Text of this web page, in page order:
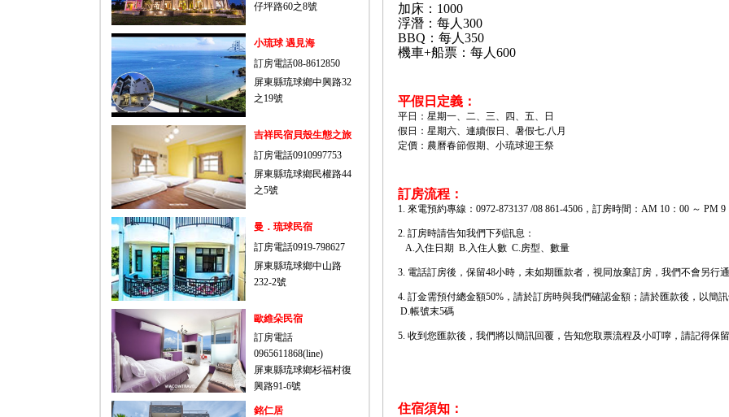
仔坪路60之8號
小琉球 遇見海
訂房電話08-8612850
屏東縣琉球鄉中興路32
之19號
吉祥民宿貝殼生態之旅
訂房電話0910997753
屏東縣琉球鄉民權路44
之5號
曼．琉球民宿
訂房電話0919-798627
屏東縣琉球鄉中山路
232-2號
歐維朵民宿
訂房電話
0965611868(line)
屏東縣琉球鄉杉福村復
興路91-6號
銘仁居
加床：1000
浮潛：每人300
BBQ：每人350
機車+船票：每人600
平假日定義：
平日：星期一、二、三、四、五、日
假日：星期六、連續假日、暑假七.八月
定價：農曆春節假期、小琉球迎王祭
訂房流程：
1. 來電預約專線：0972-873137 /08 861-4506，訂房時間：AM 10：00 ～ PM
2. 訂房時請告知我們下列訊息：
A.入住日期 B.入住人數 C.房型、數量
3. 電話訂房後，保留48小時，未如期匯款者，視同放棄訂房，我們不會另行
4. 訂金需預付總金額50%，請於訂房時與我們確認金額；請於匯款後，以
D.帳號末5碼
5. 收到您匯款後，我們將以簡訊回覆，告知您取票流程及小叮嚀，請記得保
住宿須知：